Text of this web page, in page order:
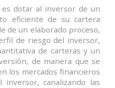
es dotar al inversor de un
eficiente de su cartera
de un elaborado proceso,
de riesgo del inversor,
de carteras y un
de manera que se
los mercados financieros
canalizando las